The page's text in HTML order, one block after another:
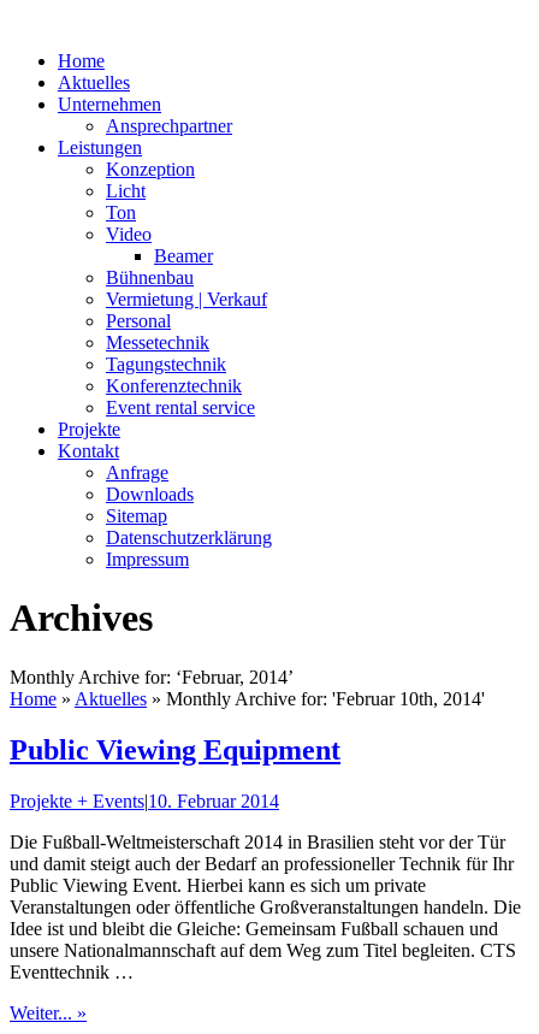
Home
Aktuelles
Unternehmen
Ansprechpartner
Leistungen
Konzeption
Licht
Ton
Video
Beamer
Bühnenbau
Vermietung | Verkauf
Personal
Messetechnik
Tagungstechnik
Konferenztechnik
Event rental service
Projekte
Kontakt
Anfrage
Downloads
Sitemap
Datenschutzerklärung
Impressum
Archives
Monthly Archive for: ‘Februar, 2014’
Home » Aktuelles » Monthly Archive for: 'Februar 10th, 2014'
Public Viewing Equipment
Projekte + Events|10. Februar 2014
Die Fußball-Weltmeisterschaft 2014 in Brasilien steht vor der Tür
und damit steigt auch der Bedarf an professioneller Technik für Ihr
Public Viewing Event. Hierbei kann es sich um private
Veranstaltungen oder öffentliche Großveranstaltungen handeln. Die
Idee ist und bleibt die Gleiche: Gemeinsam Fußball schauen und
unsere Nationalmannschaft auf dem Weg zum Titel begleiten. CTS
Eventtechnik …
Weiter... »